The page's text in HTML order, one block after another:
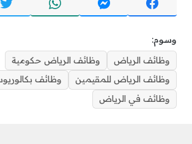
وسوم:
وظائف الرياض
وظائف الرياض حكومية
وظائف الرياض للمقيمين
وظائف
وظائف في الرياض